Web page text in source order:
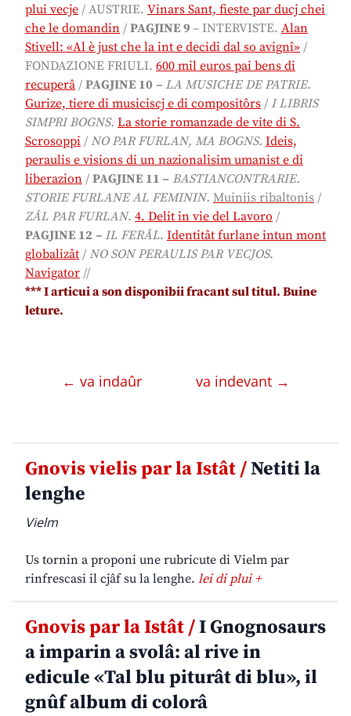
plui vecje / AUSTRIE. Vinars Sant, fieste par ducj chei
che le domandin / PAGJINE 9 – INTERVISTE. Alan
Stivell: «Al è just che la int e decidi dal so avignî» /
FONDAZIONE FRIULI. 600 mil euros pai bens di
recuperâ / PAGJINE 10 – LA MUSICHE DE PATRIE.
Gurize, tiere di musiciscj e di compositôrs / I LIBRIS
SIMPRI BOGNS. La storie romanzade de vite di S.
Scrosoppi / NO PAR FURLAN, MA BOGNS. Ideis,
peraulis e visions di un nazionalisim umanist e di
liberazion / PAGJINE 11 – BASTIANCONTRARIE.
STORIE FURLANE AL FEMININ. Muiniis ribaltonis /
ZÂL PAR FURLAN. 4. Delit in vie del Lavoro /
PAGJINE 12 – IL FERÂL. Identitât furlane intun mont
globalizât / NO SON PERAULIS PAR VECJOS.
Navigator //
***I articui a son disponibii fracant sul titul. Buine
leture.
← va indaûr va indevant →
Gnovis vielis par la Istât /Netiti la
lenghe
Vielm
Us tornin a proponi une rubricute di Vielm par
rinfrescasi il cjâf su la lenghe. lei di plui +
Gnovis par la Istât /I Gnognosaurs
a imparin a svolâ: al rive in
edicule «Tal blu piturât di blu», il
gnûf album di colorâ